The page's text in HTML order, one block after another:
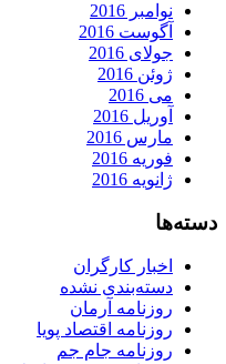
نوامبر 2016
آگوست 2016
جولای 2016
ژوئن 2016
می 2016
آوریل 2016
مارس 2016
فوریه 2016
ژانویه 2016
دسته‌ها
اخبار کارگران
دسته‌بندی نشده
روزنامه آرمان
روزنامه اقتصاد پویا
روزنامه جام جم